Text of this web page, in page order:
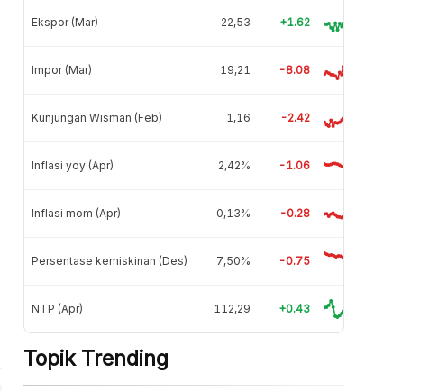
Ekspor (Mar) 22,53 +1.62
Impor (Mar) 19,21 -8.08
Kunjungan Wisman (Feb) 1,16 -2.42
Inflasi yoy (Apr) 2,42% -1.06
Inflasi mom (Apr) 0,13% -0.28
Persentase kemiskinan (Des) 7,50% -0.75
NTP (Apr) 112,29 +0.43
Topik Trending